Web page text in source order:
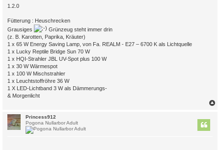
1.2.0
Fütterung : Heuschrecken
Grausiges
Grünzeug steht immer drin
(z. B. Karotten, Paprika, Kräuter)
1 x 65 W Energy Saving Lamp, von Fa. REALM - E27 – 6700 K als Lichtquelle
1 x Lucky Reptile Bridge Sun 70 W
1 x HQI-Strahler JBL UV-Spot plus 100 W
1 x 30 W Wärmespot
1 x 100 W Mischstrahler
1 x Leuchtstoffröhre 36 W
1 X LED-Lichtband 3 W als Dämmerungs-
& Morgenlicht
Princess912
Pogona Nullarbor Adult